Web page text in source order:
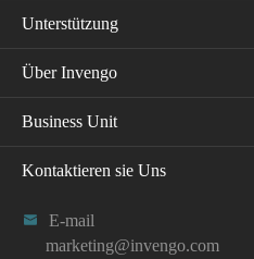
Unterstützung
Über Invengo
Business Unit
Kontaktieren sie Uns

E-mail
marketing@invengo.com